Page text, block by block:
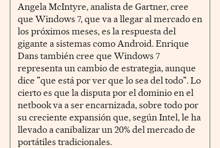
Angela McIntyre, analista de Gartner, cree
que Windows 7, que va a llegar al mercado en
los próximos meses, es la respuesta del
gigante a sistemas como Android. Enrique
Dans también cree que Windows 7
representa un cambio de estrategia, aunque
dice "que está por ver que lo sea del todo". Lo
cierto es que la disputa por el dominio en el
netbook va a ser encarnizada, sobre todo por
su creciente expansión que, según Intel, le ha
llevado a canibalizar un 20% del mercado de
portátiles tradicionales.